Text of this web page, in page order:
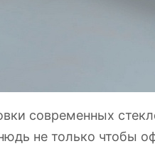
современных
не только чтобы